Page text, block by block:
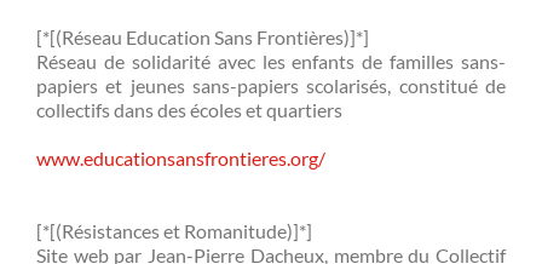
[*[(Réseau Education Sans Frontières)]*]
Réseau de solidarité avec les enfants de familles sans-
papiers et jeunes sans-papiers scolarisés, constitué de
collectifs dans des écoles et quartiers
www.educationsansfrontieres.org/
[*[(Résistances et Romanitude)]*]
Site web par Jean-Pierre Dacheux, membre du Collectif